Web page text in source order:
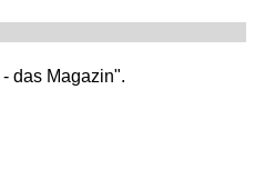
das Magazin".